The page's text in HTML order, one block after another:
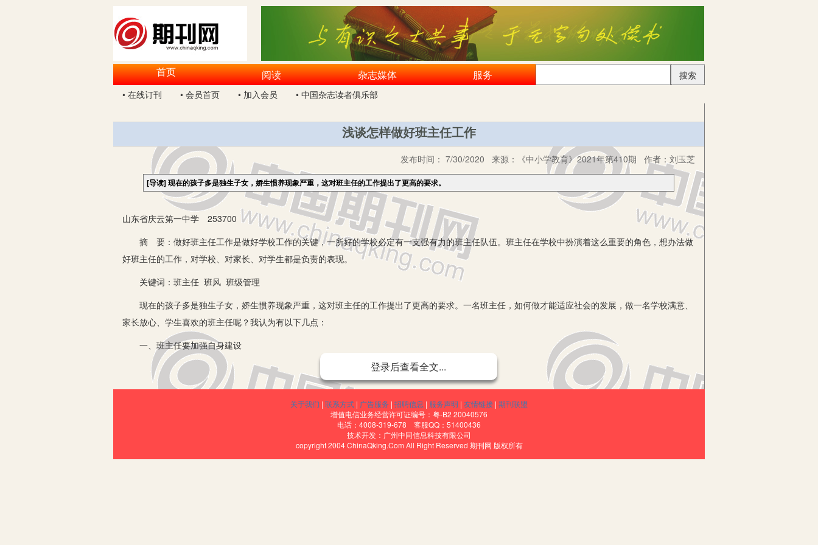
首页 阅读 杂志媒体 服务
搜索
• 在线订刊
• 会员首页 • 加入会员 • 中国杂志读者俱乐部
浅谈怎样做好班主任工作
发布时间： 7/30/2020 来源： 《中小学教育》2021年第410期 作者： 刘玉芝
[导读]现在的孩子多是独生子女，娇生惯养现象严重，这对班主任的工作提出了更高的要求。
山东省庆云第一中学 253700
摘 要：做好班主任工作是做好学校工作的关键，一所好的学校必定有一支强有力的班主任队伍。班主任在学校中扮演着这么重要的角色，想办法做
好班主任的工作，对学校、对家长、对学生都是负责的表现。
关键词：班主任 班风 班级管理
现在的孩子多是独生子女，娇生惯养现象严重，这对班主任的工作提出了更高的要求。一名班主任，如何做才能适应社会的发展，做一名学校满意、
家长放心、学生喜欢的班主任呢？我认为有以下几点：
一、班主任要加强自身建设
班主任要做好班级各项工作必须加强自身建设，班主任自身建设的关键是提高班主任自身的素质，树立班主任的权威。这种权威不同于上下级之间形
成的行政权力，而是班主任知识丰富、能力超众、人格高尚，在学生心目中树立起的使人敬服的声誉和威望，它是做好班主任工作的无形资本。
班主任，首先是教师，而教师是知识的传播者，是智慧的化身，这正是班主任权威产生的前提。如果班主任能够通过他的智慧和才干在学生心目中树
立起这种权威，那么他在工作中就能起到“不令而行”的效果。现在的班主任，都是需要担任一定教学任务的，一位班主任如果连自己任教的学科都教不
好，教学质量不高，起不到“传教、授业、解惑”的作用，却想让他的学生佩服他、支持他的工作，这是很难的！所以，作为一位班主任，必须要有一定的
专业知识作支撑。
登录后查看全文...
关于我们 | 联系方式 | 广告服务 | 招聘信息 | 服务声明 | 友情链接 | 期刊联盟
增值电信业务经营许可证编号：粤-B2 20040576
电话：4008-319-678 客服QQ：51400436
技术开发：广州中同信息科技有限公司
copyright 2004 ChinaQking.Com All Right Reserved 期刊网 版权所有